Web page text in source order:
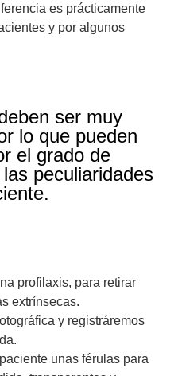
es prácticamente
y por algunos
ser muy
lo que pueden
el grado de
peculiaridades
profilaxis, para retirar
extrínsecas.
y registráremos
unas férulas para